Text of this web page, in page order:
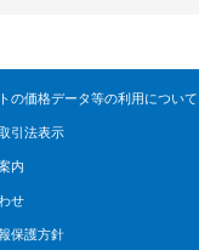
の価格データ等の利用について
引法表示
内
せ
保護方針